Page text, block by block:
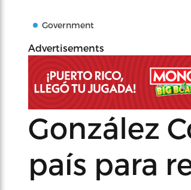
Government
Advertisements
González
país para